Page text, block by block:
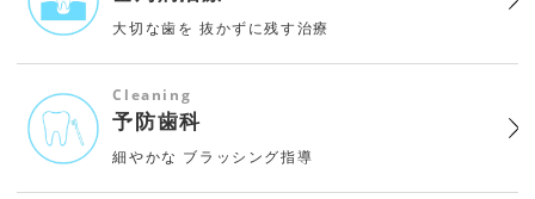
大切な歯を 抜かずに残す治療
Cleaning
予防歯科
細やかな ブラッシング指導